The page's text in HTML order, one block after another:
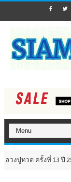
รั้งที่ 13 ปี 2569" เ